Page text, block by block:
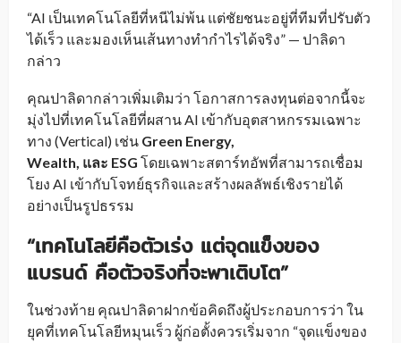
“AI เป็นเทคโนโลยีที่หนีไม่พ้น แต่ชัยชนะอยู่ที่ทีมที่ปรับตัว
ได้เร็ว และมองเห็นเส้นทางทำกำไรได้จริง” — ปาลิดา
กล่าว
คุณปาลิดากล่าวเพิ่มเติมว่า โอกาสการลงทุนต่อจากนี้จะ
มุ่งไปที่เทคโนโลยีที่ผสาน AI เข้ากับอุตสาหกรรมเฉพาะ
ทาง (Vertical) เช่น Green Energy,
Wealth, และ ESG โดยเฉพาะสตาร์ทอัพที่สามารถเชื่อม
โยง AI เข้ากับโจทย์ธุรกิจและสร้างผลลัพธ์เชิงรายได้
อย่างเป็นรูปธรรม
“เทคโนโลยีคือตัวเร่ง แต่จุดแข็งของ
แบรนด์ คือตัวจริงที่จะพาเติบโต”
ในช่วงท้าย คุณปาลิดาฝากข้อคิดถึงผู้ประกอบการว่า ใน
ยุคที่เทคโนโลยีหมุนเร็ว ผู้ก่อตั้งควรเริ่มจาก “จุดแข็งของ